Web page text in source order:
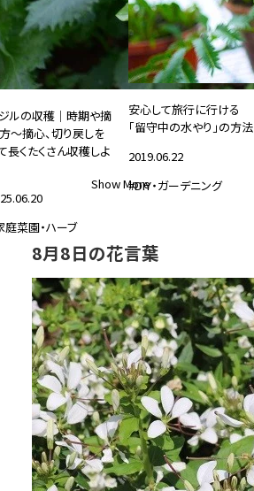
ルの収穫｜時期や摘
～摘心、切り戻しを
長くたくさん収穫しよ
庭菜園・ハーブ
安心して旅行に行ける
「留守中の水やり」の方法
2019.06.22
#DIY・ガーデニング
Show More
8月8日の花言葉